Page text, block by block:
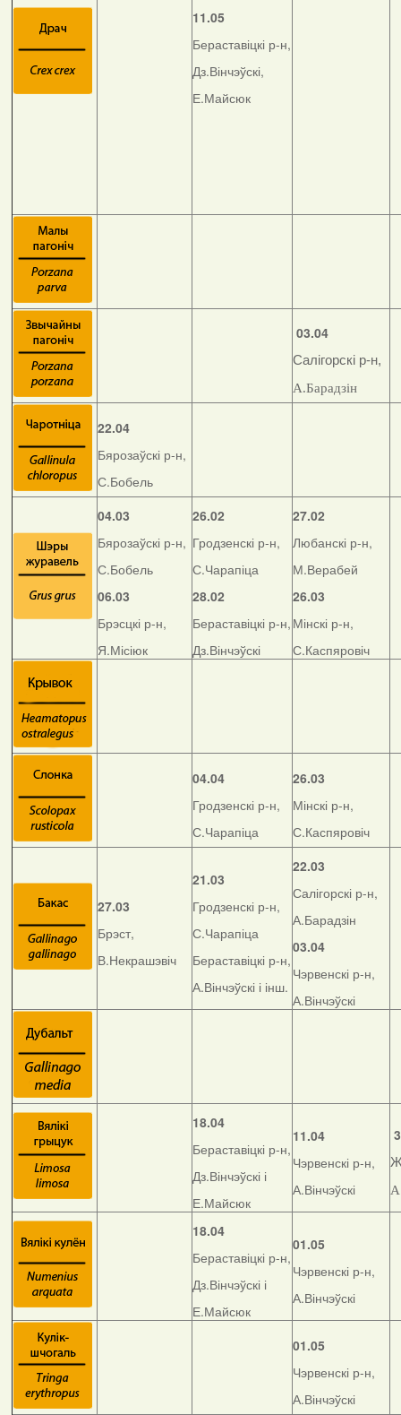
11.05
Бераставіцкі р-н,
Дз.Вінчэўскі,
Е.Майсюк
03.04
Салігорскі р-н,
А.Барадзін
22.04
Бярозаўскі р-н,
С.Бобель
04.03
Бярозаўскі р-н,
С.Бобель
06.03
Брэсцкі р-н,
Я.Місіюк
26.02
Гродзенскі р-н,
С.Чарапіца
28.02
Бераставіцкі р-н,
Дз.Вінчэўскі
27.02
Любанскі р-н,
М.Верабей
26.03
Мінскі р-н,
С.Каспяровіч
04.04
Гродзенскі р-н,
С.Чарапіца
26.03
Мінскі р-н,
С.Каспяровіч
27.03
Брэст,
В.Некрашэвіч
21.03
Гродзенскі р-н,
С.Чарапіца
Бераставіцкі р-н,
А.Вінчэўскі і інш.
22.03
Салігорскі р-н,
А.Барадзін
03.04
Чэрвенскі р-н,
А.Вінчэўскі
18.04
Бераставіцкі р-н,
Дз.Вінчэўскі і
Е.Майсюк
11.04
Чэрвенскі р-н,
А.Вінчэўскі
18.04
Бераставіцкі р-н,
Дз.Вінчэўскі і
Е.Майсюк
01.05
Чэрвенскі р-н,
А.Вінчэўскі
01.05
Чэрвенскі р-н,
А.Вінчэўскі